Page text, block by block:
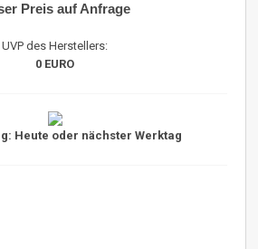
Preis auf Anfrage
UVP des Herstellers:
0 EURO
Heute oder nächster Werktag